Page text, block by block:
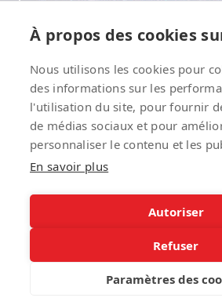
À propos des cookies
Nous utilisons les cookies pour
des informations sur les
l'utilisation du site, pour fournir
de médias sociaux et pour
personnaliser le contenu et les
En savoir plus
Autoriser
Refuser
Paramètres des